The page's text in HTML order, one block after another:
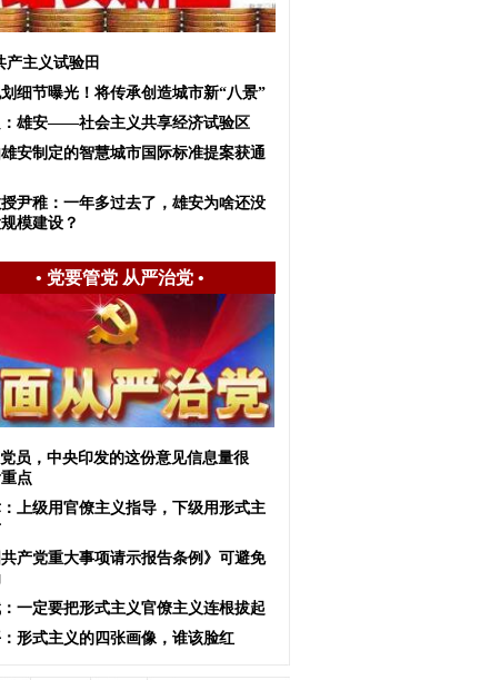
产主义试验田
细节曝光！将传承创造城市新“八景”
雄安——社会主义共享经济试验区
安制定的智慧城市国际标准提案获通
尹稚：一年多过去了，雄安为啥还没
模建设？
• 党要管党 从严治党•
员，中央印发的这份意见信息量很
点
上级用官僚主义指导，下级用形式主
共产党重大事项请示报告条例》可避免
一定要把形式主义官僚主义连根拔起
形式主义的四张画像，谁该脸红